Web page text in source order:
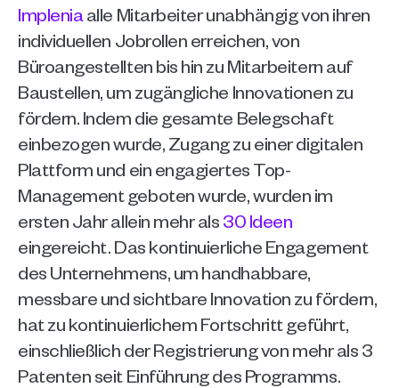
Implenia alle Mitarbeiter unabhängig von ihren
individuellen Jobrollen erreichen, von
Büroangestellten bis hin zu Mitarbeitern auf
Baustellen, um zugängliche Innovationen zu
fördern. Indem die gesamte Belegschaft
einbezogen wurde, Zugang zu einer digitalen
Plattform und ein engagiertes Top-
Management geboten wurde, wurden im
ersten Jahr allein mehr als 30 Ideen
eingereicht. Das kontinuierliche Engagement
des Unternehmens, um handhabbare,
messbare und sichtbare Innovation zu fördern,
hat zu kontinuierlichem Fortschritt geführt,
einschließlich der Registrierung von mehr als 3
Patenten seit Einführung des Programms.